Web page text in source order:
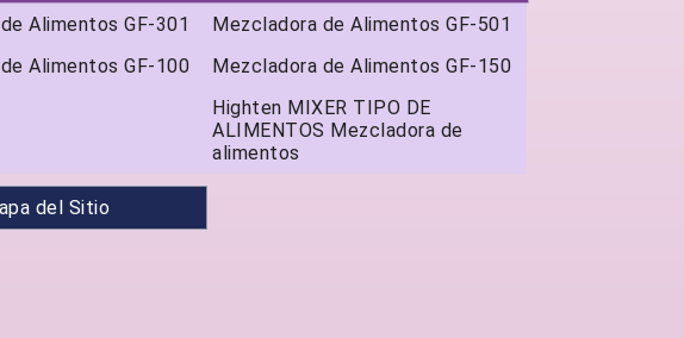
Alimentos GF-301
Mezcladora de Alimentos GF-501
Alimentos GF-100
Mezcladora de Alimentos GF-150
Highten MIXER TIPO DE
ALIMENTOS Mezcladora de
alimentos
del Sitio